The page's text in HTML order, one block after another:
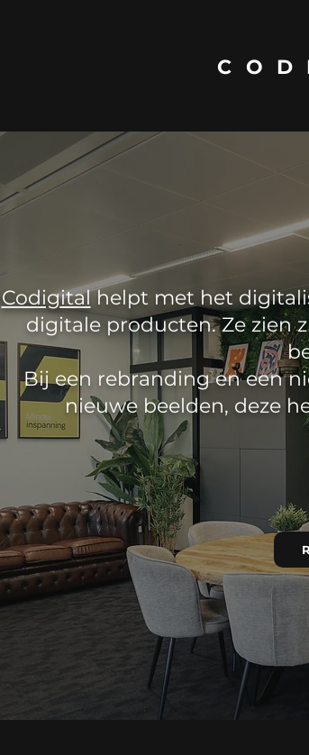
Codigitalhelpt met het
digitale producten. Ze zien
Bij een rebranding en een
nieuwe beelden, deze